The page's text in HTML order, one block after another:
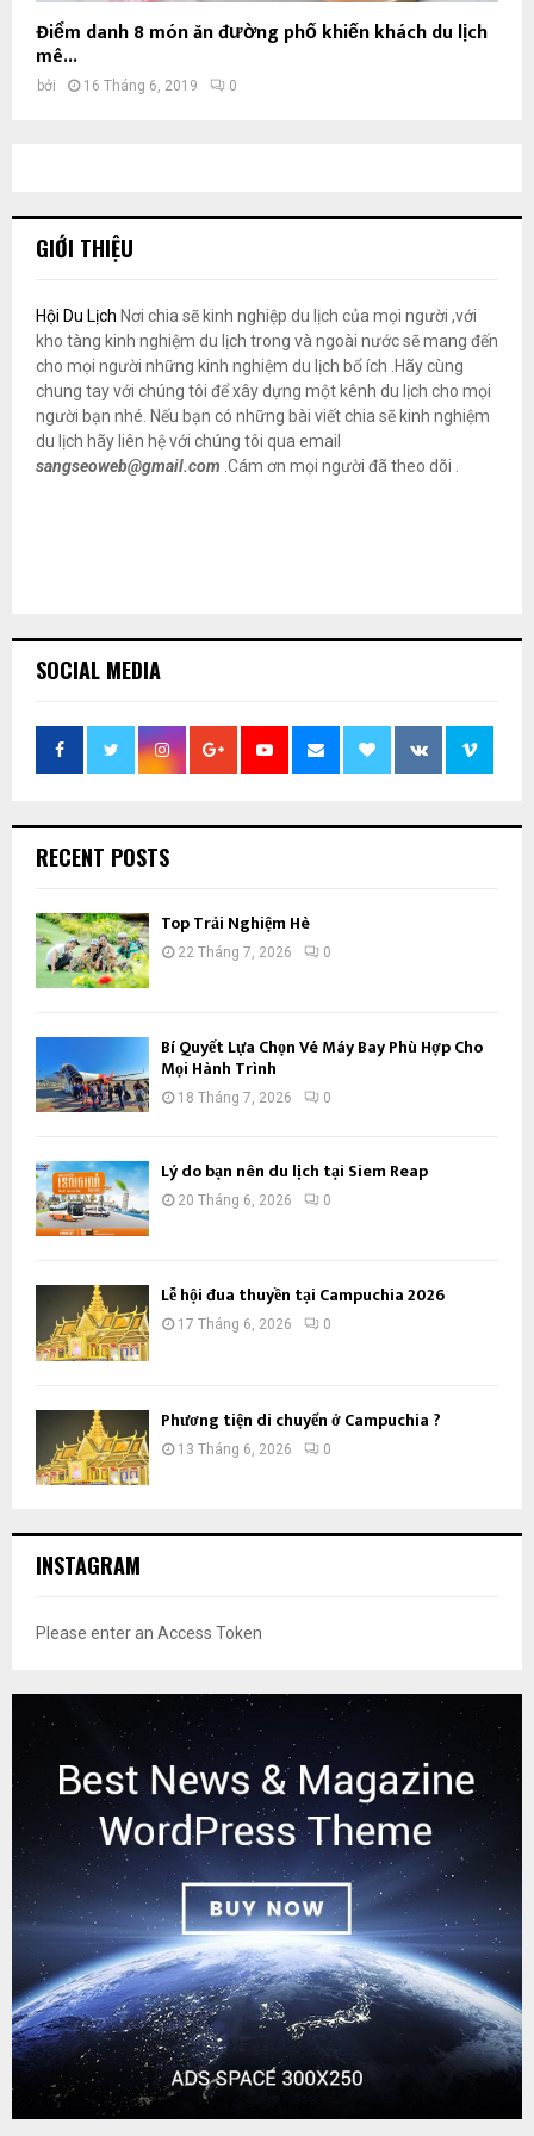
Điểm danh 8 món ăn đường phố khiến khách du lịch
mê...
bởi 16 Tháng 6, 2019 0
GIỚI THIỆU
Hội Du Lịch Nơi chia sẽ kinh nghiệp du lịch của mọi người ,với
kho tàng kinh nghiệm du lịch trong và ngoài nước sẽ mang đến
cho mọi người những kinh nghiệm du lịch bổ ích .Hãy cùng
chung tay với chúng tôi để xây dựng một kênh du lịch cho mọi
người bạn nhé. Nếu bạn có những bài viết chia sẽ kinh nghiệm
du lịch hãy liên hệ với chúng tôi qua email
sangseoweb@gmail.com .Cám ơn mọi người đã theo dõi .
SOCIAL MEDIA
RECENT POSTS
Top Trải Nghiệm Hè
22 Tháng 7, 2026 0
Bí Quyết Lựa Chọn Vé Máy Bay Phù Hợp Cho
Mọi Hành Trình
18 Tháng 7, 2026 0
Lý do bạn nên du lịch tại Siem Reap
20 Tháng 6, 2026 0
Lễ hội đua thuyền tại Campuchia 2026
17 Tháng 6, 2026 0
Phương tiện di chuyển ở Campuchia ?
13 Tháng 6, 2026 0
INSTAGRAM
Please enter an Access Token